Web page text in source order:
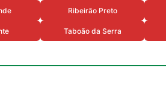
Ribeirão Preto
Taboão da Serra